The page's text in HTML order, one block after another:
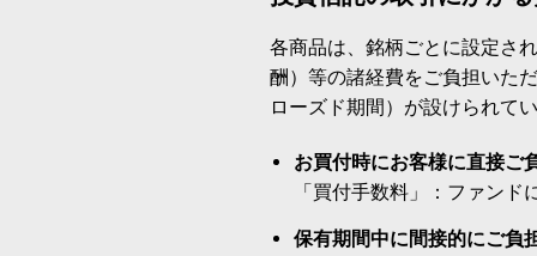
各商品は、銘柄ごとに設定さ
酬）等の諸経費をご負担いた
ローズド期間）が設けられて
お買付時にお客様に直接ご
「買付手数料」：ファンド
保有期間中に間接的にご負